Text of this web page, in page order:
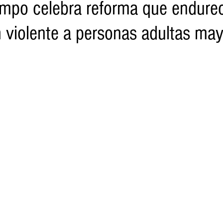
Turismo Sader DIF Mujeres Scop
celebra reforma que
a personas adultas